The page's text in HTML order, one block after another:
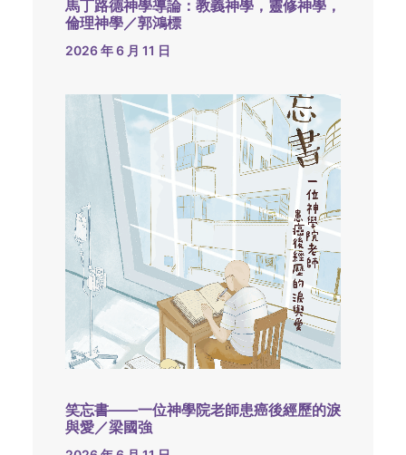
馬丁路德神學導論：教義神學，靈修神學，
倫理神學／郭鴻標
2026 年 6 月 11 日
笑忘書——一位神學院老師患癌後經歷的淚
與愛／梁國強